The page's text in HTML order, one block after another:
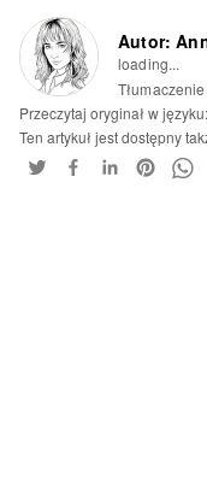
Autor:
loading...
Przeczytaj oryginał w języku:
Ten artykuł jest dostępny